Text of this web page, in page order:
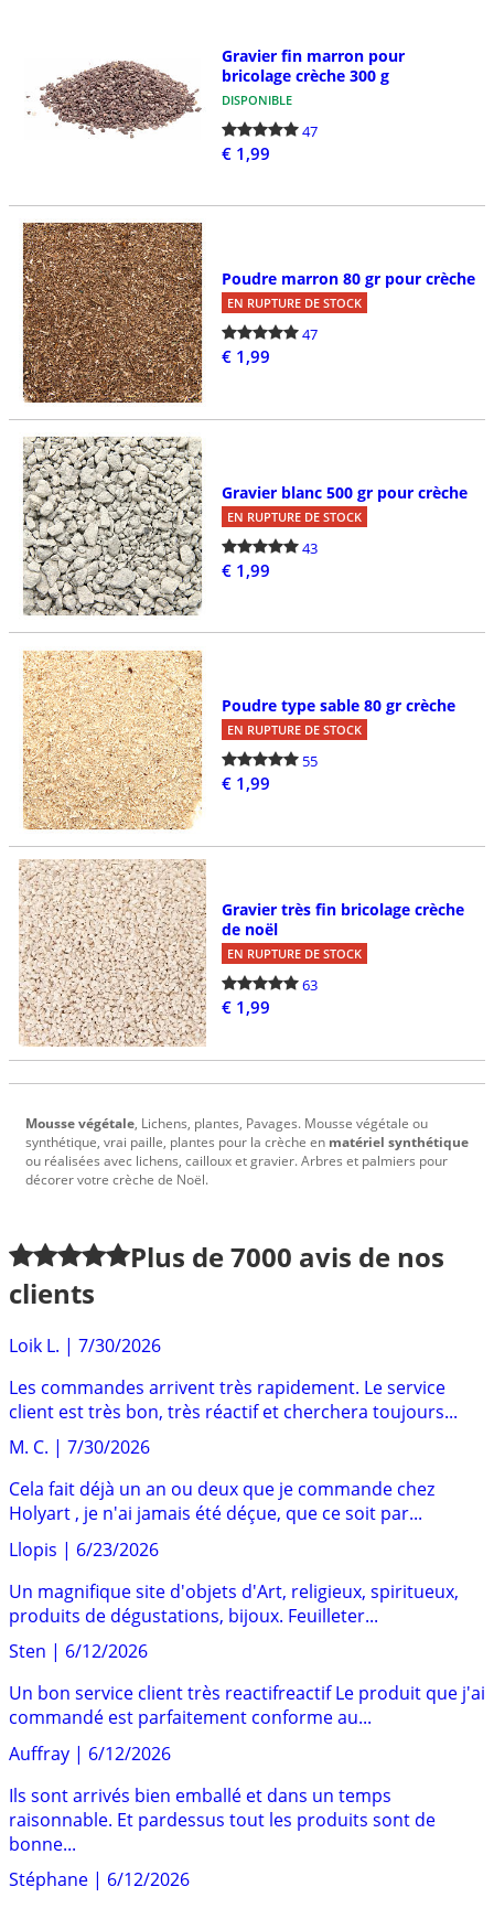
Gravier fin marron pour
bricolage crèche 300 g
DISPONIBLE
47
€ 1,99
Poudre marron 80 gr pour crèche
EN RUPTURE DE STOCK
47
€ 1,99
Gravier blanc 500 gr pour crèche
EN RUPTURE DE STOCK
43
€ 1,99
Poudre type sable 80 gr crèche
EN RUPTURE DE STOCK
55
€ 1,99
Gravier très fin bricolage crèche
de noël
EN RUPTURE DE STOCK
63
€ 1,99
Mousse végétale, Lichens, plantes, Pavages. Mousse végétale ou
synthétique, vrai paille, plantes pour la crèche en matériel synthétique
ou réalisées avec lichens, cailloux et gravier. Arbres et palmiers pour
décorer votre crèche de Noël.
Plus de7000 avis de nos
clients
Loik L. | 7/30/2026
Les commandes arrivent très rapidement. Le service
client est très bon, très réactif et cherchera toujours...
M. C. | 7/30/2026
Cela fait déjà un an ou deux que je commande chez
Holyart , je n'ai jamais été déçue, que ce soit par...
Llopis | 6/23/2026
Un magnifique site d'objets d'Art, religieux, spiritueux,
produits de dégustations, bijoux. Feuilleter...
Sten | 6/12/2026
Un bon service client très reactifreactif Le produit que j'ai
commandé est parfaitement conforme au...
Auffray | 6/12/2026
Ils sont arrivés bien emballé et dans un temps
raisonnable. Et pardessus tout les produits sont de
bonne...
Stéphane | 6/12/2026